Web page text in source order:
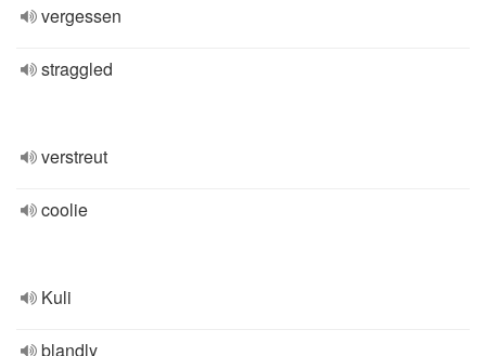
vergessen
straggled
verstreut
coolie
Kuli
blandly